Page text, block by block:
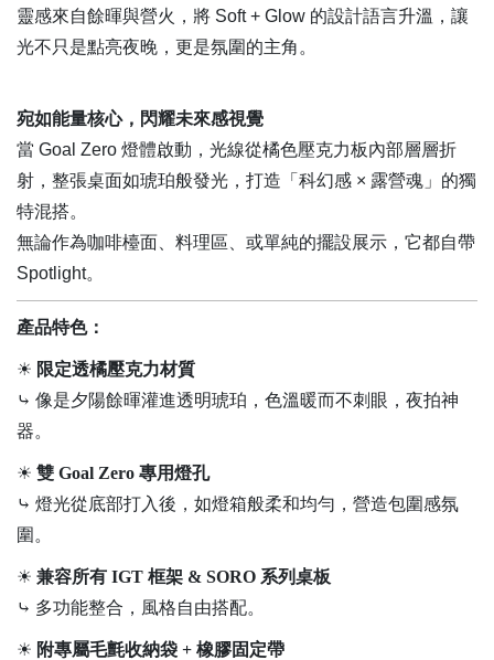
靈感來自餘暉與營火，將 Soft + Glow 的設計語言升溫，讓
光不只是點亮夜晚，更是氛圍的主角。
宛如能量核心，閃耀未來感視覺
當 Goal Zero 燈體啟動，光線從橘色壓克力板內部層層折
射，整張桌面如琥珀般發光，打造「科幻感 × 露營魂」的獨
特混搭。
無論作為咖啡檯面、料理區、或單純的擺設展示，它都自帶
Spotlight。
產品特色：
☀ 限定透橘壓克力材質
⤷ 像是夕陽餘暉灌進透明琥珀，色溫暖而不刺眼，夜拍神
器。
☀ 雙 Goal Zero 專用燈孔
⤷ 燈光從底部打入後，如燈箱般柔和均勻，營造包圍感氛
圍。
☀ 兼容所有 IGT 框架 & SORO 系列桌板
⤷ 多功能整合，風格自由搭配。
☀ 附專屬毛氈收納袋 + 橡膠固定帶